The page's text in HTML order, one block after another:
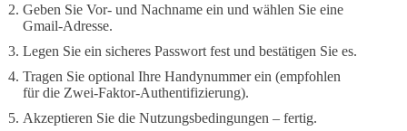
Geben Sie Vor- und Nachname ein und wählen Sie eine
Gmail-Adresse.
Legen Sie ein sicheres Passwort fest und bestätigen Sie es.
Tragen Sie optional Ihre Handynummer ein (empfohlen
für die Zwei-Faktor-Authentifizierung).
Akzeptieren Sie die Nutzungsbedingungen – fertig.